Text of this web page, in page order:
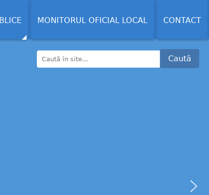
MONITORUL OFICIAL LOCAL CONTACT
Caută